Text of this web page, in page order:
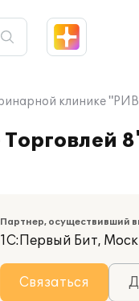
клинике
Партнер, осуществивший
1С:Первый Бит,
Связаться